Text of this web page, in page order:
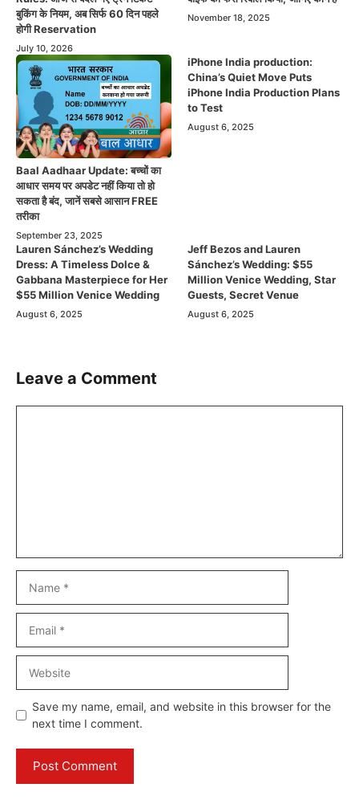
बुकिंग के नियम, अब सिर्फ 60 दिन पहले
होगी Reservation
July 10, 2026
November 18, 2025
Baal Aadhaar Update: बच्चों का
आधार समय पर अपडेट नहीं किया तो हो
सकता है बंद, जानें सबसे आसान FREE
तरीका
September 23, 2025
iPhone India production:
China’s Quiet Move Puts
iPhone India Production Plans
to Test
August 6, 2025
Lauren Sánchez’s Wedding
Dress: A Timeless Dolce &
Gabbana Masterpiece for Her
$55 Million Venice Wedding
August 6, 2025
Jeff Bezos and Lauren
Sánchez’s Wedding: $55
Million Venice Wedding, Star
Guests, Secret Venue
August 6, 2025
Leave a Comment
Save my name, email, and website in this browser for the
next time I comment.